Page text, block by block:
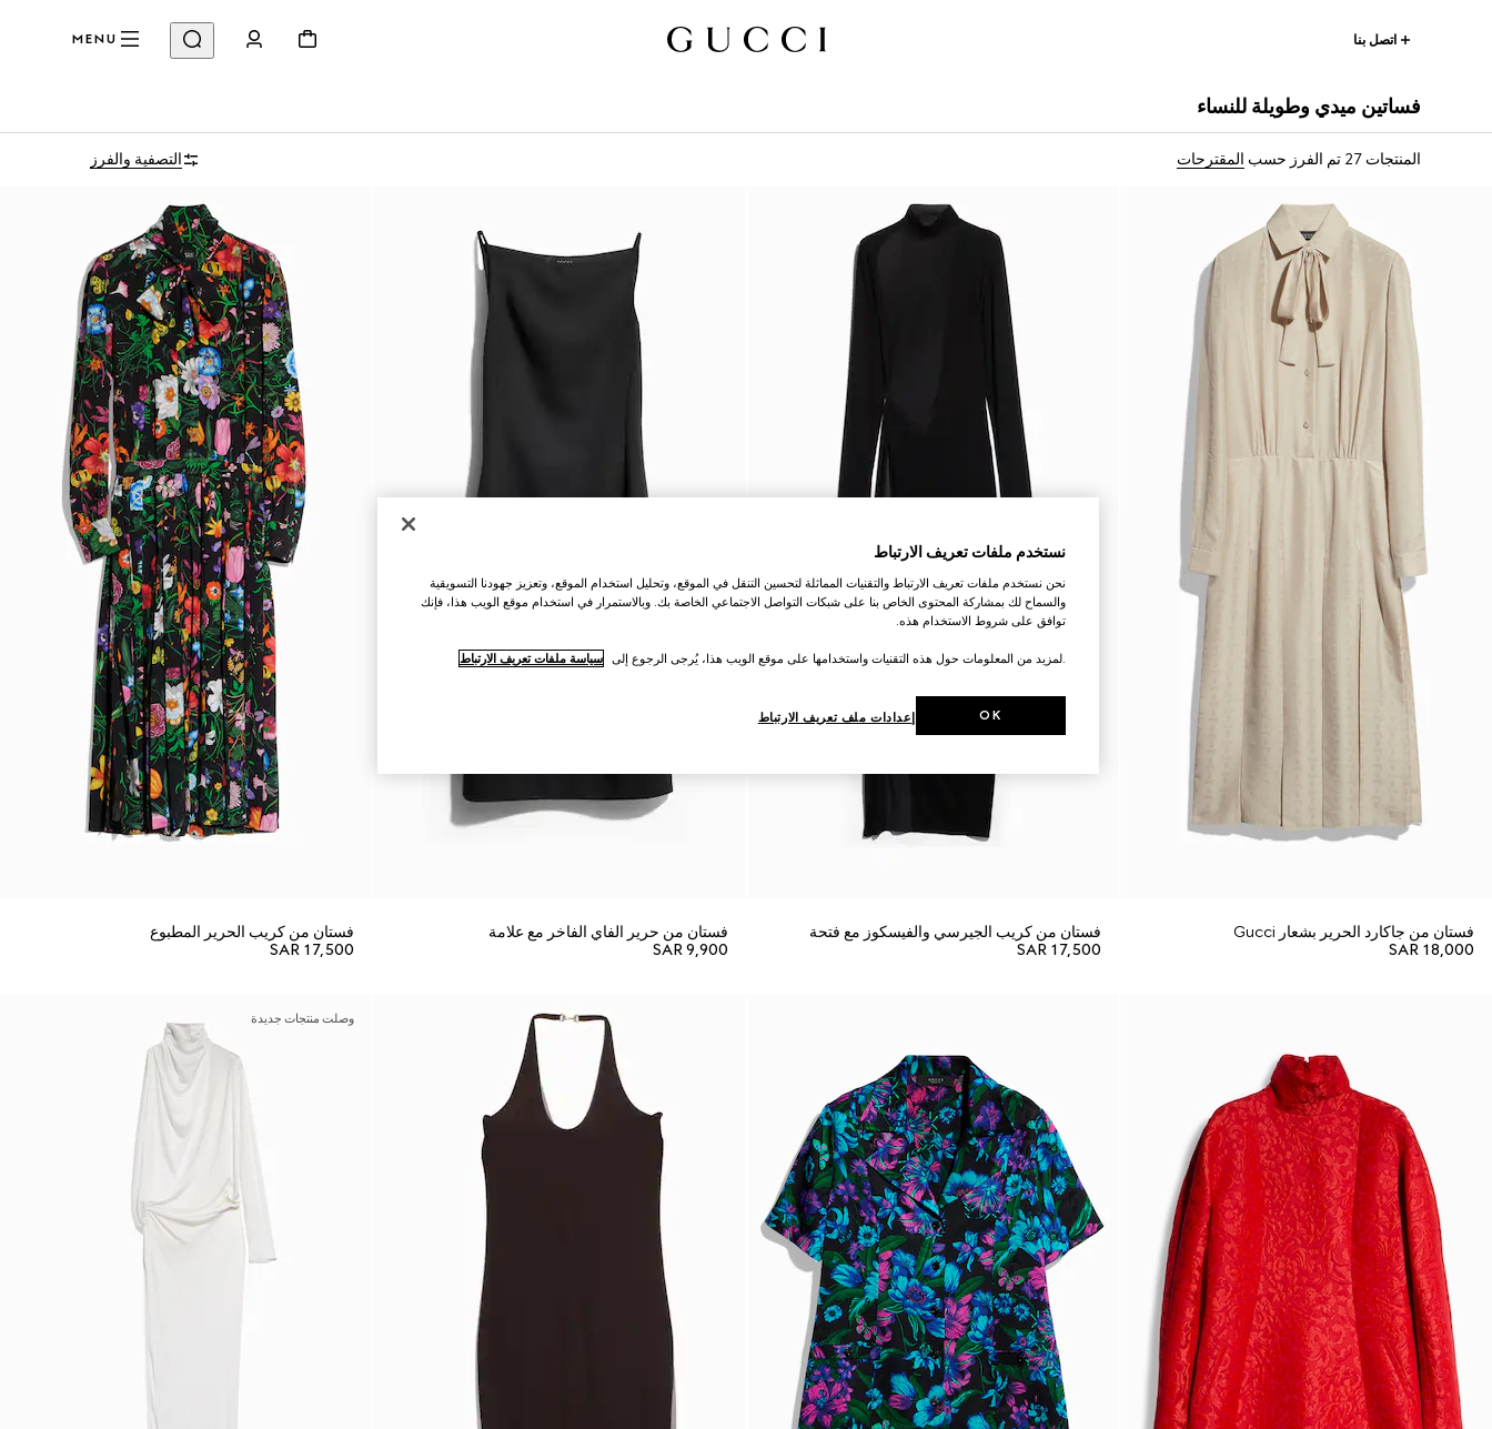
اتصل بنا MENU
فساتين ميدي وطويلة للنساء
المنتجات 27 تم الفرز حسب المقترحات التصفية والفرز
فستان من جاكارد الحرير بشعار Gucci
SAR 18,000
فستان من كريب الجيرسي والفيسكوز مع فتحة
SAR 17,500
فستان من حرير الفاي الفاخر مع علامة
SAR 9,900
فستان من كريب الحرير المطبوع
SAR 17,500
وصلت منتجات جديدة
نستخدم ملفات تعريف الارتباط
نحن نستخدم ملفات تعريف الارتباط والتقنيات المماثلة لتحسين التنقل في الموقع، وتحليل استخدام الموقع، وتعزيز جهودنا التسويقية
والسماح لك بمشاركة المحتوى الخاص بنا على شبكات التواصل الاجتماعي الخاصة بك. وبالاستمرار في استخدام موقع الويب هذا، فإنك
توافق على شروط الاستخدام هذه.
.لمزيد من المعلومات حول هذه التقنيات واستخدامها على موقع الويب هذا، يُرجى الرجوع إلى سياسة ملفات تعريف الارتباط
إعدادات ملف تعريف الارتباط OK